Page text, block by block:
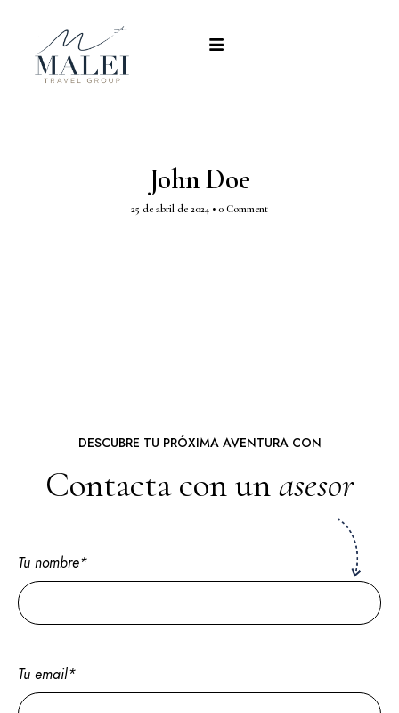
John Doe
25 de abril de 2024 • 0 Comment
DESCUBRE TU PRÓXIMA AVENTURA CON
Contacta con unasesor
Tu nombre*
Tu email*